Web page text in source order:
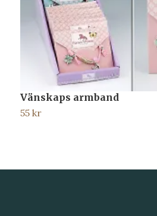
Vänskaps armband
55 kr